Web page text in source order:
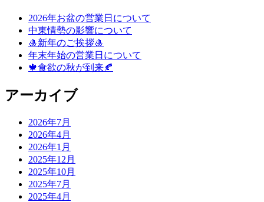
2026年お盆の営業日について
中東情勢の影響について
🎍新年のご挨拶🎍
年末年始の営業日について
🍁食欲の秋が到来🍂
アーカイブ
2026年7月
2026年4月
2026年1月
2025年12月
2025年10月
2025年7月
2025年4月